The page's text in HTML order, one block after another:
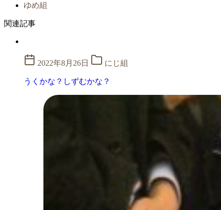
ゆめ組
関連記事
2022年8月26日 にじ組
うくかな？しずむかな？